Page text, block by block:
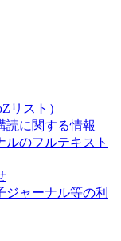
リスト）
読に関する情報
ルのフルテキスト
ジャーナル等の利